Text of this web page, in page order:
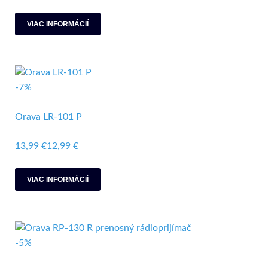
VIAC INFORMÁCIÍ
-7%
Orava LR-101 P
13,99 €12,99 €
VIAC INFORMÁCIÍ
-5%